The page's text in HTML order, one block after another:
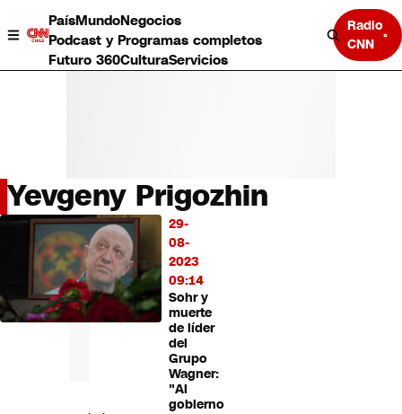
PaísMundoNegocios
Podcast y Programas completos
Futuro 360CulturaServicios
Radio
CNN
País
Mundo
Negocios
Deportes
Programas completos
Cultura
Yevgeny Prigozhin
29-
08-
2023
09:14
Sohr y
muerte
de líder
del
Grupo
Wagner:
"Al
gobierno
LO
MÁS
LEÍDO